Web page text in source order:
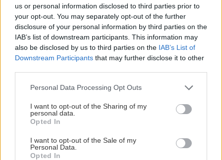
us or personal information disclosed to third parties prior to
your opt-out. You may separately opt-out of the further
disclosure of your personal information by third parties on the
IAB’s list of downstream participants. This information may
also be disclosed by us to third parties on the IAB’s List of
Downstream Participants that may further disclose it to other
Please note that this website/app uses one or more Google
not limited to your visit or usage behaviour. You may click to
grant or deny consent to Google and its third-party tags to
use your data for below specified purposes in below Google
consent section.
Personal Data Processing Opt Outs
I want to opt-out of the Sharing of my
personal data.
Opted In
I want to opt-out of the Sale of my
Personal Data.
Opted In